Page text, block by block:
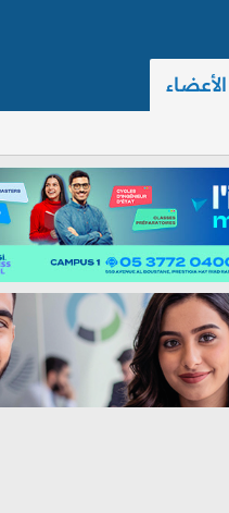
الأعضاء